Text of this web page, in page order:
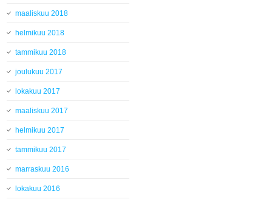
maaliskuu 2018
helmikuu 2018
tammikuu 2018
joulukuu 2017
lokakuu 2017
maaliskuu 2017
helmikuu 2017
tammikuu 2017
marraskuu 2016
lokakuu 2016